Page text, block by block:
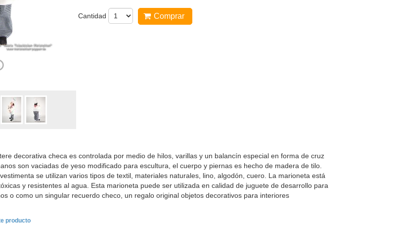
Cantidad Comprar
decorativa checa es controlada por medio de hilos, varillas y un balancín especial en forma de cruz
son vaciadas de yeso modificado para escultura, el cuerpo y piernas es hecho de madera de tilo.
se utilizan varios tipos de textil, materiales naturales, lino, algodón, cuero. La marioneta está
y resistentes al agua. Esta marioneta puede ser utilizada en calidad de juguete de desarrollo para
o como un singular recuerdo checo, un regalo original objetos decorativos para interiores
producto